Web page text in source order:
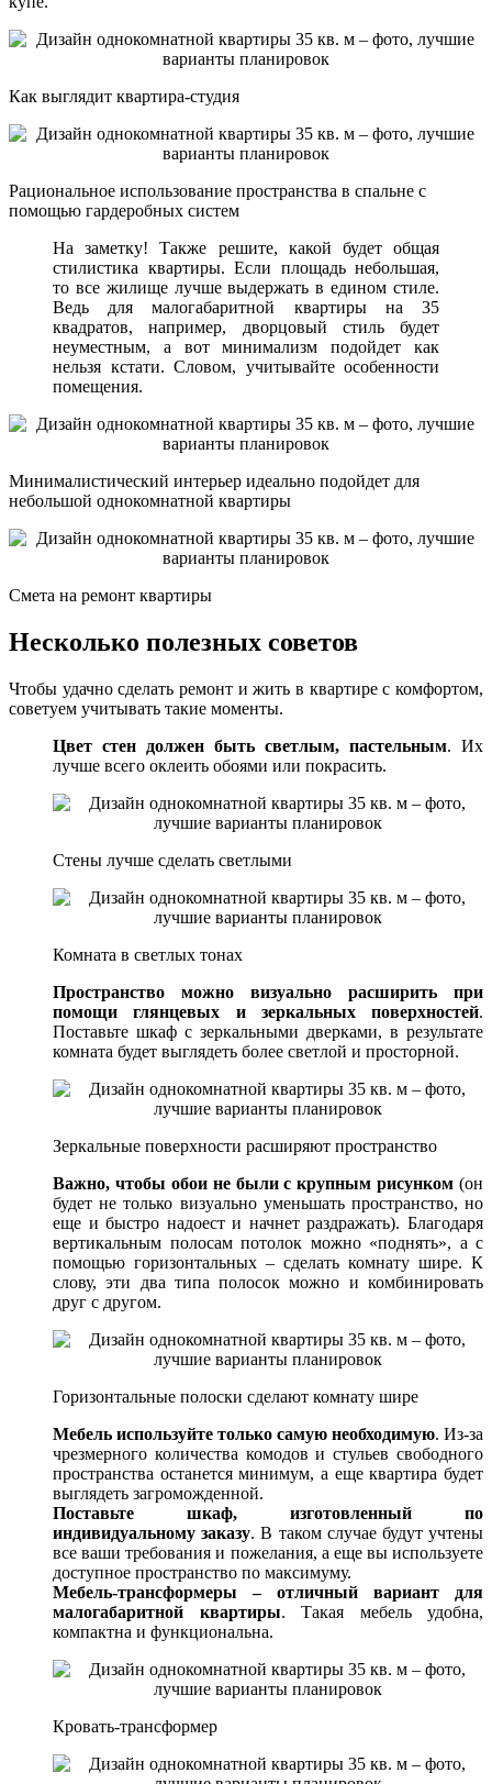
Как выглядит квартира-студия
Рациональное использование пространства в спальне с
помощью гардеробных систем
На заметку! Также решите, какой будет общая
стилистика квартиры. Если площадь небольшая,
то все жилище лучше выдержать в едином стиле.
Ведь для малогабаритной квартиры на 35
квадратов, например, дворцовый стиль будет
неуместным, а вот минимализм подойдет как
нельзя кстати. Словом, учитывайте особенности
помещения.
Минималистический интерьер идеально подойдет для
небольшой однокомнатной квартиры
Смета на ремонт квартиры
Несколько полезных советов
Чтобы удачно сделать ремонт и жить в квартире с комфортом,
советуем учитывать такие моменты.
Цвет стен должен быть светлым, пастельным. Их
лучше всего оклеить обоями или покрасить.
Стены лучше сделать светлыми
Комната в светлых тонах
Пространство можно визуально расширить при
помощи глянцевых и зеркальных поверхностей.
Поставьте шкаф с зеркальными дверками, в результате
комната будет выглядеть более светлой и просторной.
Зеркальные поверхности расширяют пространство
Важно, чтобы обои не были с крупным рисунком (он
будет не только визуально уменьшать пространство, но
еще и быстро надоест и начнет раздражать). Благодаря
вертикальным полосам потолок можно «поднять», а с
помощью горизонтальных – сделать комнату шире. К
слову, эти два типа полосок можно и комбинировать
друг с другом.
Горизонтальные полоски сделают комнату шире
Мебель используйте только самую необходимую. Из-за
чрезмерного количества комодов и стульев свободного
пространства останется минимум, а еще квартира будет
выглядеть загроможденной.
Поставьте шкаф, изготовленный по
индивидуальному заказу. В таком случае будут учтены
все ваши требования и пожелания, а еще вы используете
доступное пространство по максимуму.
Мебель-трансформеры – отличный вариант для
малогабаритной квартиры. Такая мебель удобна,
компактна и функциональна.
Кровать-трансформер